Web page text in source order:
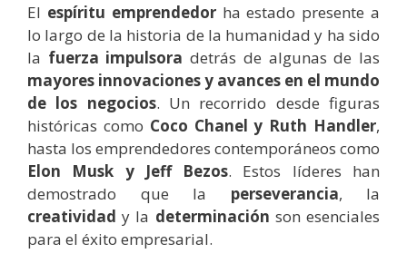
El espíritu emprendedorha estado presente a
lo largo de la historia de la humanidad y ha sido
la fuerza impulsora detrás de algunas de las
mayores innovaciones y avances en el mundo
de los negocios. Un recorrido desde figuras
históricas como Coco Chanel y Ruth Handler,
hasta los emprendedores contemporáneos como
Elon Musk y Jeff Bezos. Estos líderes han
demostrado que la perseverancia, la
creatividad y la determinación son esenciales
para el éxito empresarial.